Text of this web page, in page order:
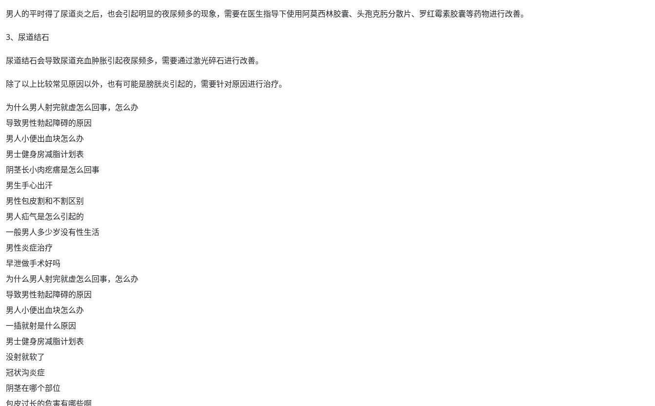
男人的平时得了尿道炎之后，也会引起明显的夜尿频多的现象，需要在医生指导下使用阿莫西林胶囊、 头孢克肟分散片、罗红霉素胶囊等药物进行改善。
3、 尿道结石
尿道结石会导致尿道充血肿胀引起夜尿频多，需要通过激光碎石进行改善。
除了以上比较常见原因以外，也有可能是膀胱炎引起的，需要针对原因进行治疗。
为什么男人射完就虚怎么回事，怎么办
导致男性勃起障碍的原因
男人小便出血块怎么办
男士健身房减脂计划表
阴茎长小肉疙瘩是怎么回事
男生手心出汗
男性包皮割和不割区别
男人疝气是怎么引起的
一般男人多少岁没有性生活
男性炎症治疗
早泄做手术好吗
为什么男人射完就虚怎么回事，怎么办
导致男性勃起障碍的原因
男人小便出血块怎么办
一插就射是什么原因
男士健身房减脂计划表
没射就软了
冠状沟炎症
阴茎在哪个部位
包皮过长的危害有哪些啊